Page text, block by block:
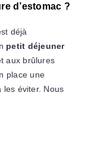
d’estomac ?
déjà
petit déjeuner
aux brûlures
place une
les éviter. Nous